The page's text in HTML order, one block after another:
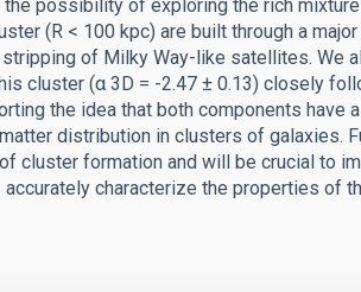
possibility of exploring the rich
(R < 100 kpc) are built through a
of Milky Way-like satellites. We
cluster (α 3D = -2.47 ± 0.13) closely
the idea that both components have
distribution in clusters of galaxies.
cluster formation and will be crucial to
characterize the properties of